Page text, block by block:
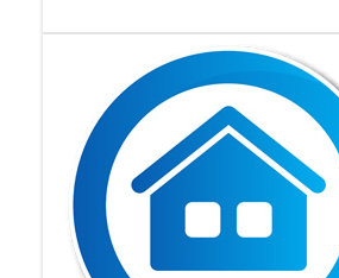
Renta diaria
Alquilamos propiedades por días en
ciudades de Colombia con relación